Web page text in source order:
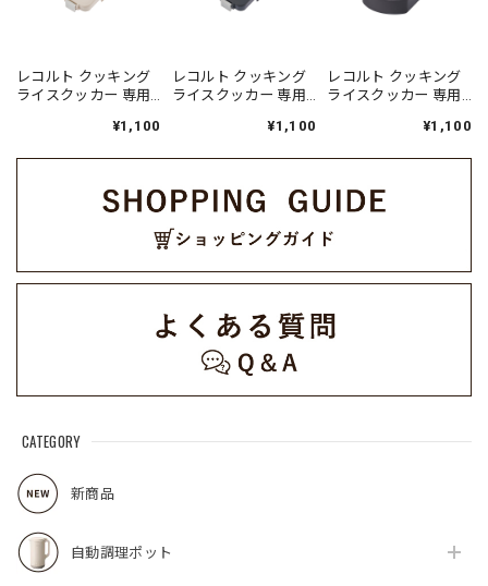
CATEGORY
新商品
自動調理ポット
レコルト クッキング
ライスクッカー 専用
RCR-2SP(W)（対応型
¥1,100
レコルト クッキング
ライスクッカー 専用
RCR-2SP(GY)（対応
¥1,100
レコルト クッキング
ライスクッカー 専用
2CT（対応型番:RCR-
¥1,100